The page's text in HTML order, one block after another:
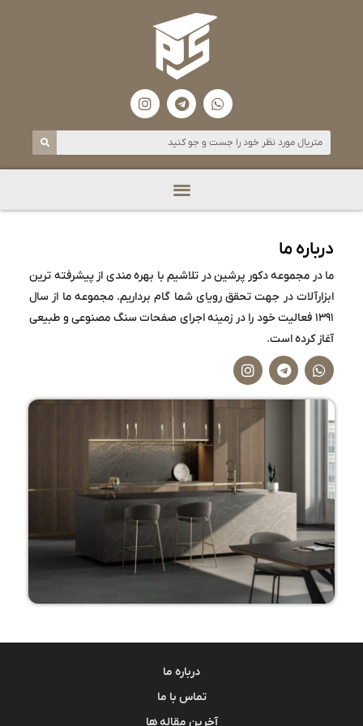
درباره ما
ما در مجموعه دکور پرشین در تلاشیم با بهره مندی از پیشرفته ترین
ابزارآلات در جهت تحقق رویای شما گام برداریم. مجموعه ما از سال
۱۳۹۱ فعالیت خود را در زمینه اجرای صفحات سنگ مصنوعی و طبیعی
آغاز کرده است.
درباره ما
تماس با ما
آخرین مقاله ها